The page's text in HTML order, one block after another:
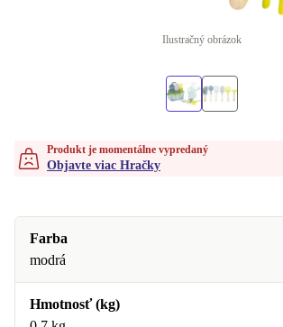
Ilustračný obrázok
Produkt je momentálne vypredaný
Objavte viac Hračky
Farba
modrá
Hmotnosť (kg)